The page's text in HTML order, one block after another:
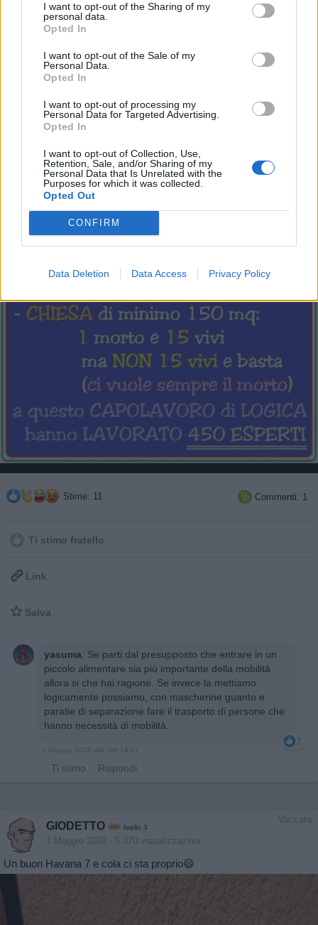
I want to opt-out of the Sharing of my
personal data.
Opted In
I want to opt-out of the Sale of my
Personal Data.
Opted In
I want to opt-out of processing my
Personal Data for Targeted Advertising.
Opted In
I want to opt-out of Collection, Use,
Retention, Sale, and/or Sharing of my
Personal Data that Is Unrelated with the
Purposes for which it was collected.
Opted Out
CONFIRM
Data Deletion Data Access Privacy Policy
GIODETTO
30 Aprile 2020 alle ore 18:34
·Ti stimo ·Rispondi
GIODETTO
Stime: 11  Commenti: 1
Ti stimo fratello
 Link
 Salva
yasuma: Se parti dal presupposto che entrare in un
piccolo alimentare sia più importante della mobilità
allora si che hai ragione. Se invece la mettiamo
logicamente possiamo, con mascherine guanto e
paratie di separazione fare il trasporto di persone che
hanno necessità di mobilità.
2
1 Maggio 2020 alle ore 14:57
· Ti stimo · Rispondi
Vaccata
GIODETTO livello 3
1 Maggio 2020 - 5.070 visualizzazioni
Un buon Havana 7 e cola ci sta proprio😄